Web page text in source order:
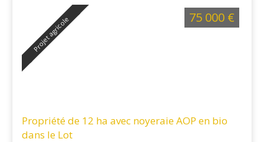
Projet agricole
Propriété de 12 ha avec noyeraie AOP en bio
dans le Lot
75 000 €